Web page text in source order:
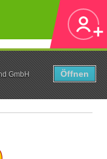
GmbH
Öffnen